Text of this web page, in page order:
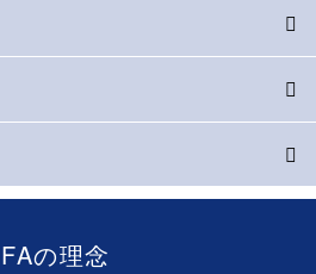
の理念